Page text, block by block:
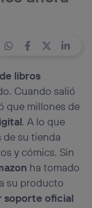
libros
Cuando salió
que millones de
. A lo que
de su tienda
y cómics. Sin
ha tomado
su producto
soporte oficial